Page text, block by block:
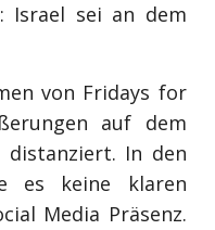
Israel sei an dem
von Fridays for
auf dem
distanziert. In den
es keine klaren
Media Präsenz.